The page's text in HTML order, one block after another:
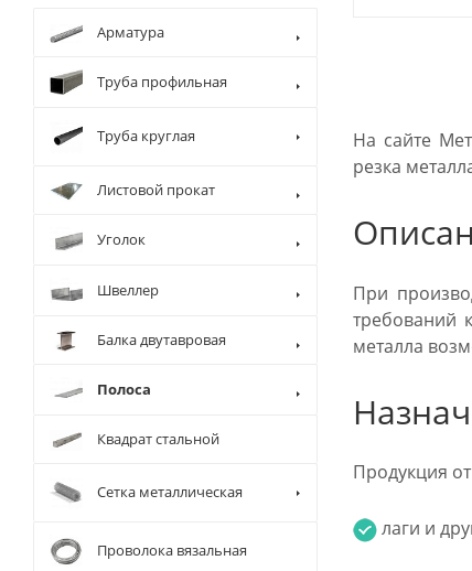
На сайте
резка
При
требований
металла
Продукция
лаги и
Арматура
Труба профильная
Труба круглая
Листовой прокат
Уголок
Швеллер
Балка двутавровая
Полоса
Квадрат стальной
Сетка металлическая
Проволока вязальная